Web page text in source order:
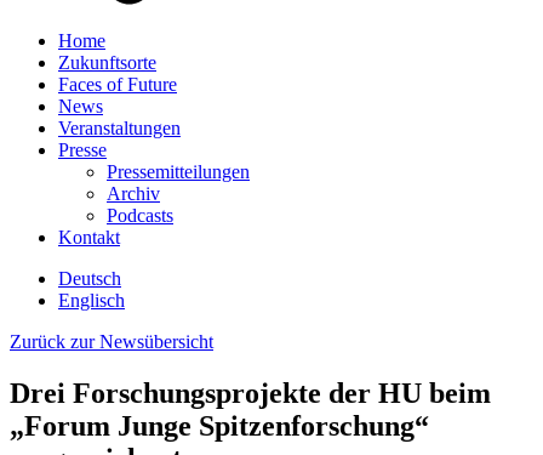
Home
Zukunftsorte
Faces of Future
News
Veranstaltungen
Presse
Pressemitteilungen
Archiv
Podcasts
Kontakt
Deutsch
Englisch
Zurück zur Newsübersicht
Drei Forschungsprojekte der HU beim
„Forum Junge Spitzenforschung“